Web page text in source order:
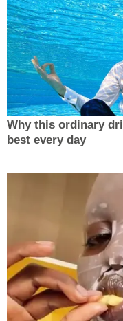
Why this ordinary
best every day